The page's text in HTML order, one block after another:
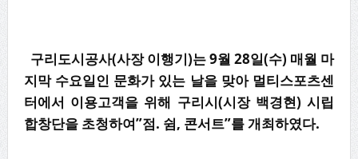
구리도시공사(사장 이행기)는 9월 28일(수) 매월 마
지막 수요일인 문화가 있는 날을 맞아 멀티스포츠센
터에서 이용고객을 위해 구리시(시장 백경현) 시립
합창단을 초청하여”점. 쉼, 콘서트”를 개최하였다.